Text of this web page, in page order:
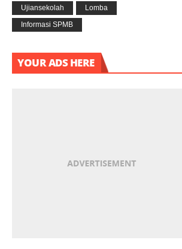
Ujiansekolah
Lomba
Informasi SPMB
YOUR ADS HERE